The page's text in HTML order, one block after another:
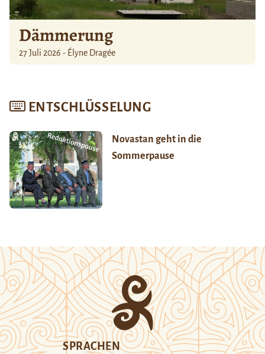
Dämmerung
27 Juli 2026 - Élyne Dragée
ENTSCHLÜSSELUNG
Novastan geht in die
Sommerpause
SPRACHEN